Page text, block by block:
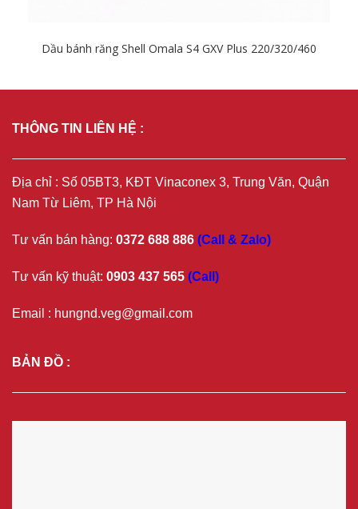
Dầu bánh răng Shell Omala S4 GXV Plus 220/320/460
Chi tiết
THÔNG TIN LIÊN HỆ :
Địa chỉ : Số 05BT3, KĐT Vinaconex 3, Trung Văn, Quận
Nam Từ Liêm, TP Hà Nội
Tư vấn bán hàng: 0372 688 886 (Call & Zalo)
Tư vấn kỹ thuật: 0903 437 565 (Call)
Email : hungnd.veg@gmail.com
BẢN ĐỒ :